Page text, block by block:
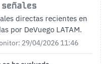
directas recientes en
por DeVuego LATAM.
29/04/2026 11:46